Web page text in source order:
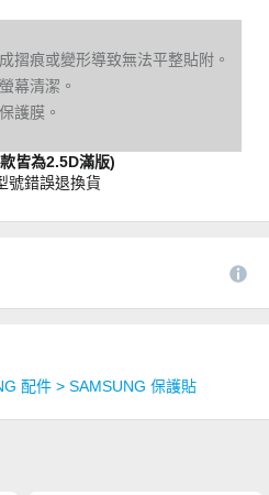
摺痕或變形導致無法平整貼附。
幕清潔。
護膜。
皆為2.5D滿版)
號錯誤退換貨
配件 > SAMSUNG 保護貼